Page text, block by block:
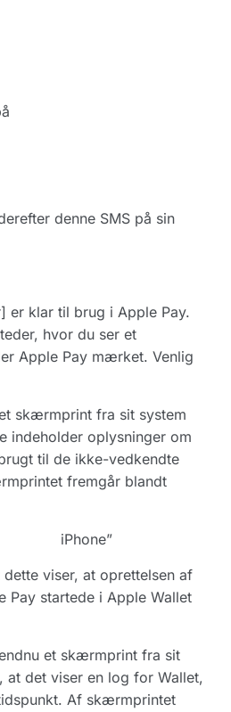
denne SMS på sin
er klar til brug i Apple Pay.
hvor du ser et
Apple Pay mærket. Venlig
skærmprint fra sit system
indeholder oplysninger om
til de ikke-vedkendte
fremgår blandt
iPhone”
viser, at oprettelsen af
Pay startede i Apple Wallet
et skærmprint fra sit
at det viser en log for Wallet,
Af skærmprintet